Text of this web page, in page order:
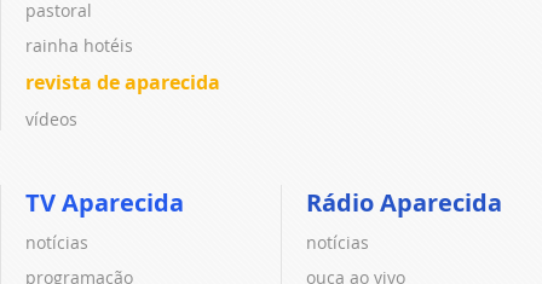
pastoral
rainha hotéis
revista de aparecida
vídeos
TV Aparecida
notícias
programação
Rádio Aparecida
notícias
ouça ao vivo